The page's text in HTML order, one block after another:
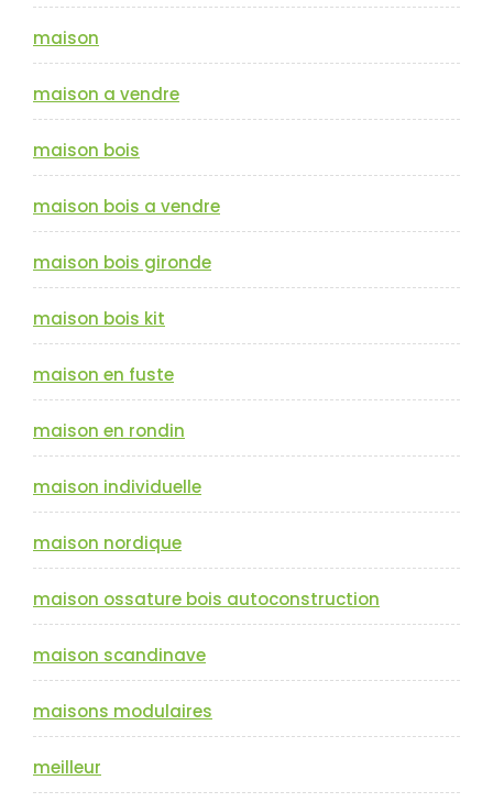
maison
maison a vendre
maison bois
maison bois a vendre
maison bois gironde
maison bois kit
maison en fuste
maison en rondin
maison individuelle
maison nordique
maison ossature bois autoconstruction
maison scandinave
maisons modulaires
meilleur